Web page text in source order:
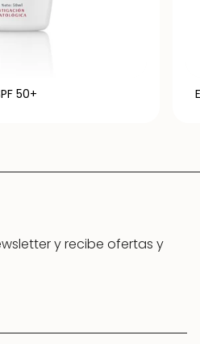
50+
y recibe ofertas y